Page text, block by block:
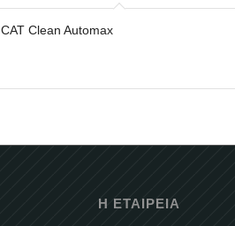
5.00
CAT Clean Automax
Η ΕΤΑΙΡΕΊΑ